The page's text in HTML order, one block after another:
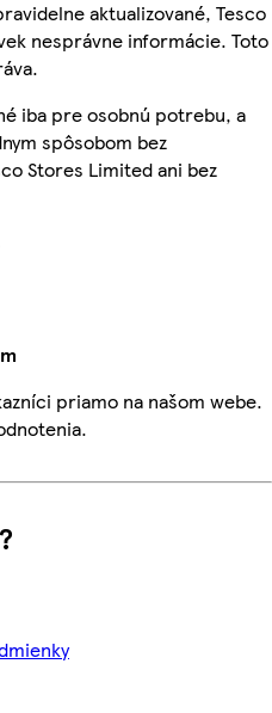
aktualizované, Tesco
nesprávne informácie. Toto
iba pre osobnú potrebu, a
spôsobom bez
Stores Limited ani bez
priamo na našom webe.